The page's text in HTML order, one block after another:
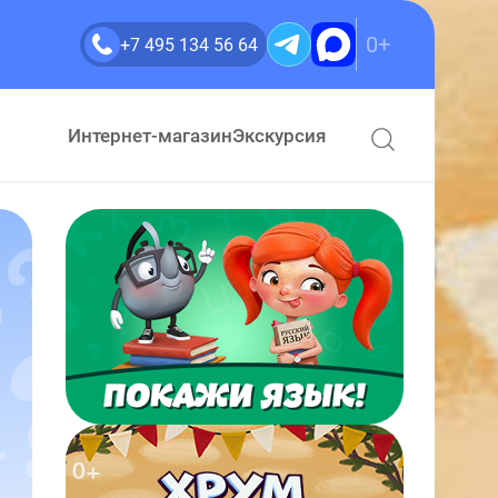
+7 495 134 56 64 0+
Интернет-магазинЭкскурсия